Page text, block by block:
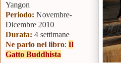
Yangon
Periodo: Novembre-
Dicembre 2010
Durata: 4 settimane
Ne parlo nel libro: Il
Gatto Buddhista